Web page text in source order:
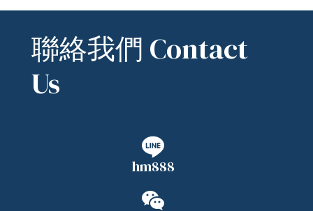
聯絡我們 Contact
Us
hm888